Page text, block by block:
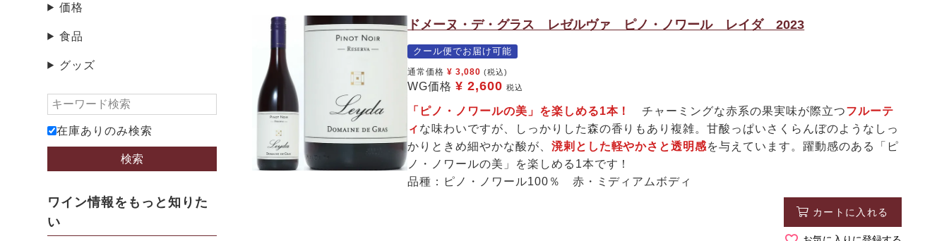
価格
食品
グッズ
在庫ありのみ検索
検索
ワイン情報をもっと知りた
い
ドメーヌ・デ・グラス レゼルヴァ ピノ・ノワール レイダ 2023
クール便でお届け可能
通常価格 ¥ 3,080 (税込)
WG価格 ¥ 2,600 税込
「ピノ・ノワールの美」を楽しめる1本！ チャーミングな赤系の果実味が際立つフルーテ
ィ な味わいですが、しっかりした森の香りもあり複雑。甘酸っぱいさくらんぼのようなしっ
かりときめ細やかな酸が、 溌剌とした軽やかさと透明感を与えています。躍動感のある「ピ
ノ・ノワールの美」を楽しめる1本です！
品種：ピノ・ノワール100％ 赤・ミディアムボディ
カートに入れる